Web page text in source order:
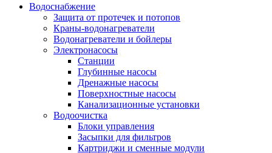
Строительные товары
Все для бани
Водоснабжение
Защита от протечек и потопов
Краны-водонагреватели
Водонагреватели и бойлеры
Электронасосы
Станции
Глубинные насосы
Дренажные насосы
Поверхностные насосы
Канализационные установки
Водоочистка
Блоки управления
Засыпки для фильтров
Картриджи и сменные модули